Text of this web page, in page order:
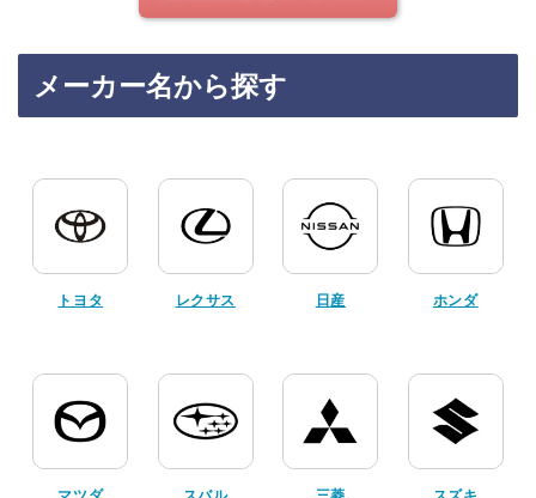
メーカー名から探す
トヨタ レクサス 日産 ホンダ